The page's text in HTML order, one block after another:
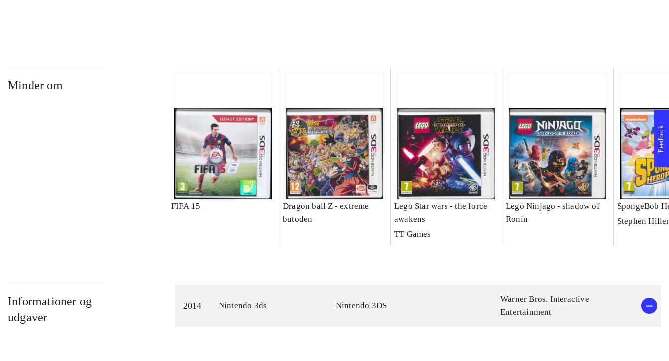
Minder om
FIFA 15
Dragon ball Z - extreme
butoden
Lego Star wars - the force
awakens
TT Games
Lego Ninjago - shadow of
Ronin
SpongeBob
Stephen
Informationer og
udgaver
2014 Nintendo 3ds Nintendo 3DS
Warner Bros. Interactive
Entertainment
Feedback